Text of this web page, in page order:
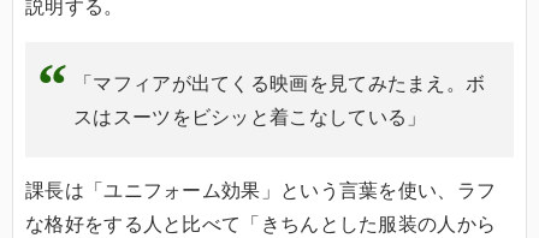
「マフィアが出てくる映画を見てみたまえ。ボ
スはスーツをビシッと着こなしている」
課長は「ユニフォーム効果」という言葉を使い、ラフ
な格好をする人と比べて「きちんとした服装の人から